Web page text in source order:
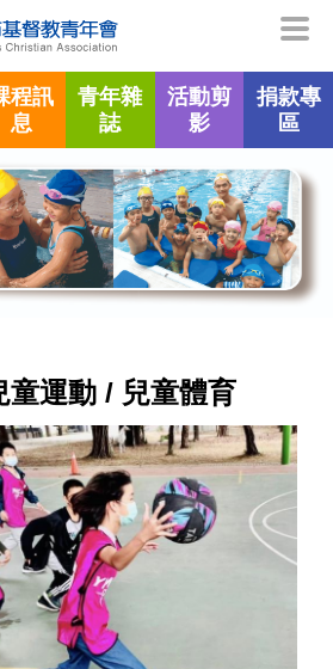
程訊
息
青年雜
誌
活動剪
影
捐款專
區
童運動 / 兒童體育